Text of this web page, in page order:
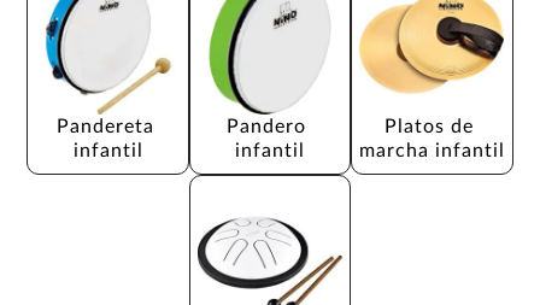
Pandereta
infantil
Pandero
infantil
Platos de
marcha infantil